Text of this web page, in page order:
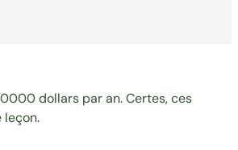
dollars par an. Certes, ces
leçon.